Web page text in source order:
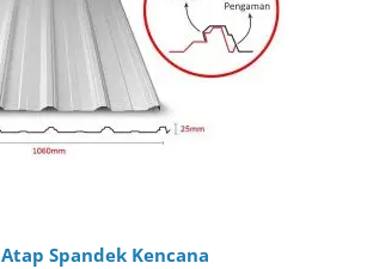
Atap Spandek Kencana